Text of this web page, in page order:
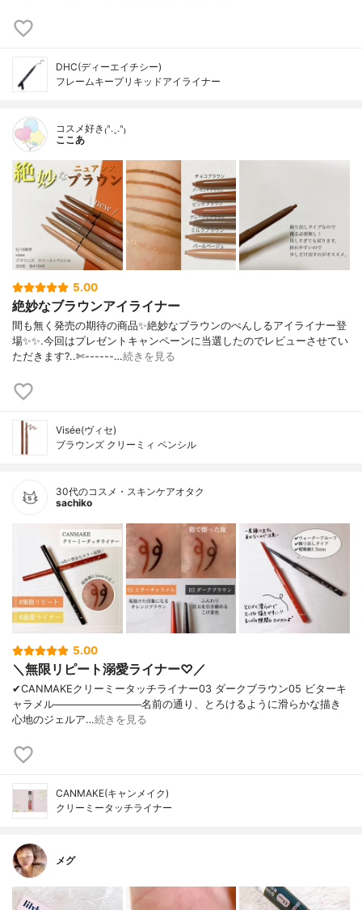
DHC(ディーエイチシー)
フレームキープリキッドアイライナー
コスメ好き₍ᐢ.ˬ.ᐢ₎
ここあ
5.00
絶妙なブラウンアイライナー
間も無く発売の期待の商品✨絶妙なブラウンのぺんしるアイライナー登
場✨✨.今回はプレゼントキャンペーンに当選したのでレビューさせてい
ただきます?..✄------…続きを見る
Visée(ヴィセ)
ブラウンズ クリーミィ ペンシル
30代のコスメ・スキンケアオタク
sachiko
5.00
＼無限リピート溺愛ライナー♡／
✔︎CANMAKEクリーミータッチライナー03 ダークブラウン05 ビターキ
ャラメル────────────名前の通り、とろけるように滑らかな描き
心地のジェルア…続きを見る
CANMAKE(キャンメイク)
クリーミータッチライナー
メグ